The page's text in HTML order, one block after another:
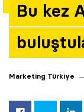
Bu kez
Marketing Türkiye
Araştırma